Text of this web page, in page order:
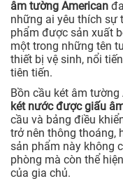
âm tường American
những ai yêu thích sự
phẩm được sản xuất
một trong những tên
thiết bị vệ sinh, nổi
tiên tiến.
Bồn cầu két âm
két nước được giấu
cầu và bảng điều
trở nên thông thoáng,
sản phẩm này không
phòng mà còn thể
của gia chủ.